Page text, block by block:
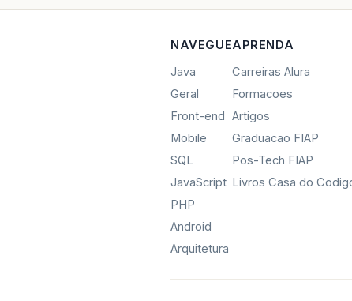
NAVEGUE
Java
Geral
Front-end
Mobile
SQL
JavaScript
PHP
Android
Arquitetura
APRENDA
Carreiras Alura
Formacoes
Artigos
Graduacao FIAP
Pos-Tech FIAP
Livros Casa do